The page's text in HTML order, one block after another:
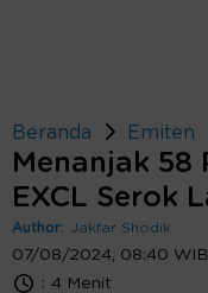
Beranda Emiten
Menanjak 58
EXCL Serok
Author: Jakfar Shodik
07/08/2024, 08:40 WIB
: 4 Menit